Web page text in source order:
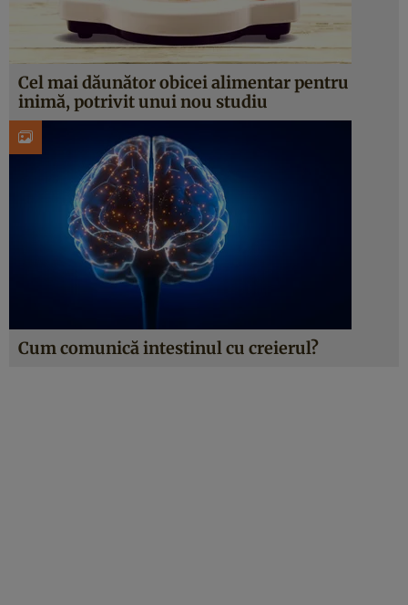
Cel mai dăunător obicei alimentar pentru
inimă, potrivit unui nou studiu
Cum comunică intestinul cu creierul?